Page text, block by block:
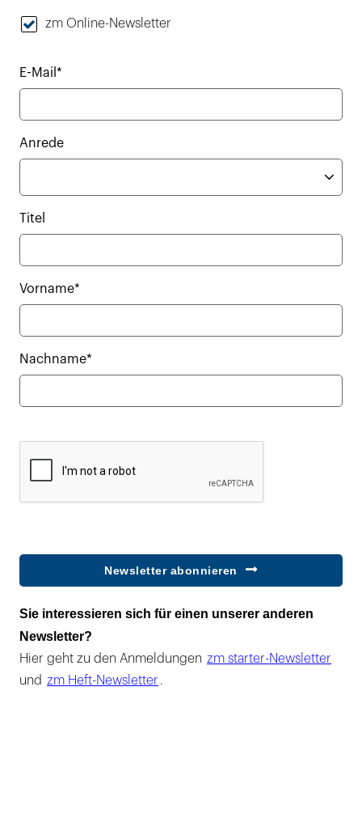
zm Online-Newsletter
E-Mail*
Anrede
Titel
Vorname*
Nachname*
Newsletter abonnieren
Sie interessieren sich für einen unserer anderen
Newsletter?
Hier geht zu den Anmeldungen zm starter-Newsletter
und zm Heft-Newsletter .